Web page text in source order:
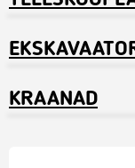
KRAANAD